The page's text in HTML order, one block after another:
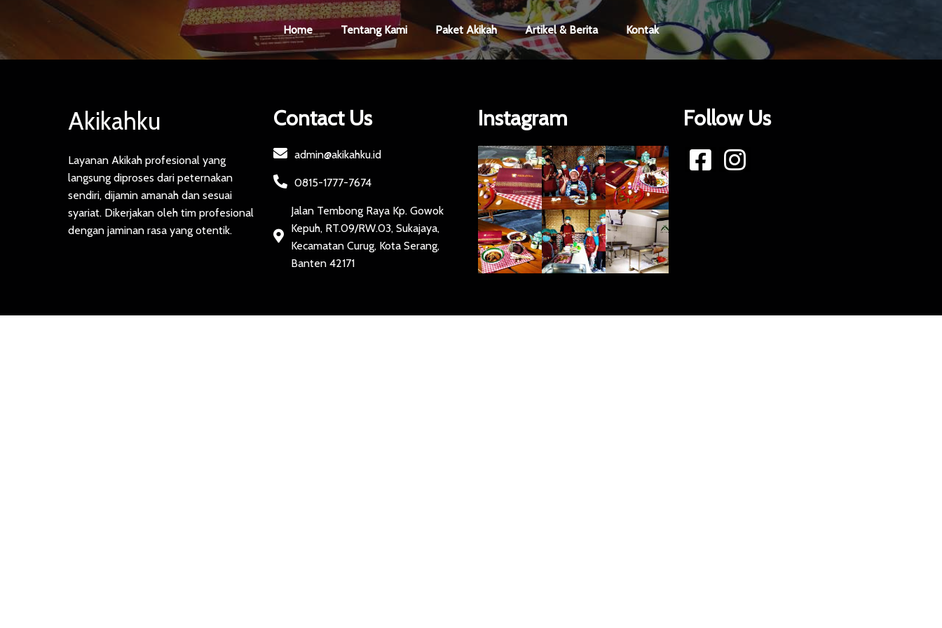
Home Tentang Kami Paket Akikah Artikel & Berita Kontak
Akikahku
Layanan Akikah profesional yang
langsung diproses dari peternakan
sendiri, dijamin amanah dan sesuai
syariat. Dikerjakan oleh tim profesional
dengan jaminan rasa yang otentik.
Contact Us
admin@akikahku.id
0815-1777-7674
Jalan Tembong Raya Kp. Gowok
Kepuh, RT.09/RW.03, Sukajaya,
Kecamatan Curug, Kota Serang,
Banten 42171
Instagram Follow Us